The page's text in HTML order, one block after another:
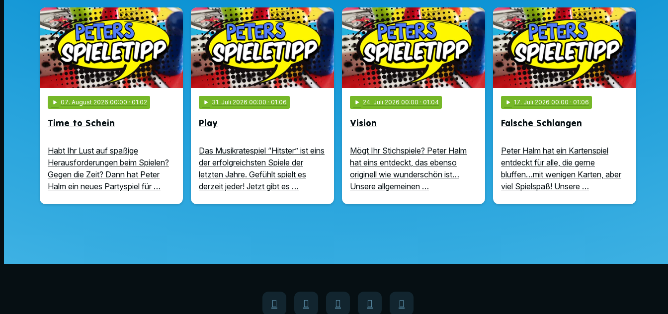
play_arrow 07. August 2026 00:00 · 01:02
Time to Schein
Habt Ihr Lust auf spaßige
Herausforderungen beim Spielen?
Gegen die Zeit? Dann hat Peter
Halm ein neues Partyspiel für …
play_arrow 31. Juli 2026 00:00 · 01:06
Play
Das Musikratespiel “Hitster” ist eins
der erfolgreichsten Spiele der
letzten Jahre. Gefühlt spielt es
derzeit jeder! Jetzt gibt es …
play_arrow 24. Juli 2026 00:00 · 01:04
Vision
Mögt Ihr Stichspiele? Peter Halm
hat eins entdeckt, das ebenso
originell wie wunderschön ist…
Unsere allgemeinen …
play_arrow 17. Juli 2026 00:00 · 01:06
Falsche Schlangen
Peter Halm hat ein Kartenspiel
entdeckt für alle, die gerne
bluffen…mit wenigen Karten, aber
viel Spielspaß! Unsere …